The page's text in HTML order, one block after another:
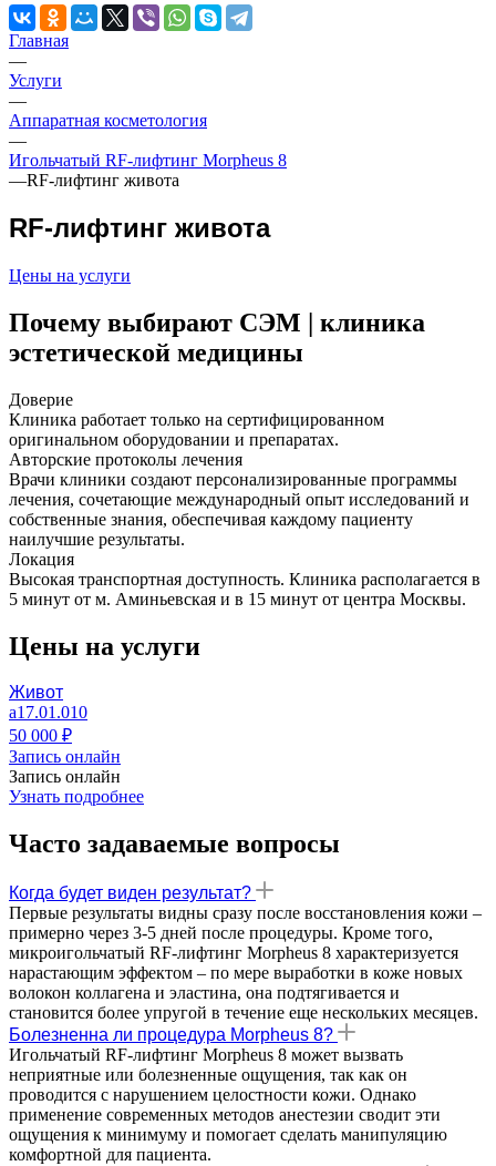
Главная
—
Услуги
—
Аппаратная косметология
—
Игольчатый RF-лифтинг Morpheus 8
—RF-лифтинг живота
RF-лифтинг живота
Цены на услуги
Почему выбирают СЭМ | клиника
эстетической медицины
Доверие
Клиника работает только на сертифицированном
оригинальном оборудовании и препаратах.
Авторские протоколы лечения
Врачи клиники создают персонализированные программы
лечения, сочетающие международный опыт исследований и
собственные знания, обеспечивая каждому пациенту
наилучшие результаты.
Локация
Высокая транспортная доступность. Клиника располагается в
5 минут от м. Аминьевская и в 15 минут от центра Москвы.
Цены на услуги
Живот
a17.01.010
50 000 ₽
Запись онлайн
Запись онлайн
Узнать подробнее
Часто задаваемые вопросы
Когда будет виден результат?
Первые результаты видны сразу после восстановления кожи –
примерно через 3-5 дней после процедуры. Кроме того,
микроигольчатый RF-лифтинг Morpheus 8 характеризуется
нарастающим эффектом – по мере выработки в коже новых
волокон коллагена и эластина, она подтягивается и
становится более упругой в течение еще нескольких месяцев.
Болезненна ли процедура Morpheus 8?
Игольчатый RF-лифтинг Morpheus 8 может вызвать
неприятные или болезненные ощущения, так как он
проводится с нарушением целостности кожи. Однако
применение современных методов анестезии сводит эти
ощущения к минимуму и помогает сделать манипуляцию
комфортной для пациента.